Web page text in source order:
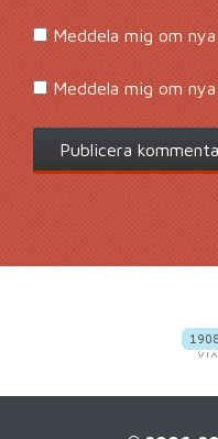
Meddela mig om
Meddela mig om